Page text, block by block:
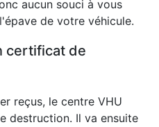
aucun souci à vous
de votre véhicule.
certificat de
reçus, le centre VHU
destruction. Il va ensuite